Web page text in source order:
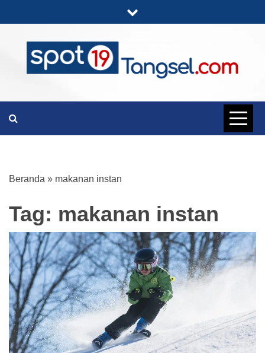
to
content
SPOT19
Beranda » makanan instan
Tag: makanan instan